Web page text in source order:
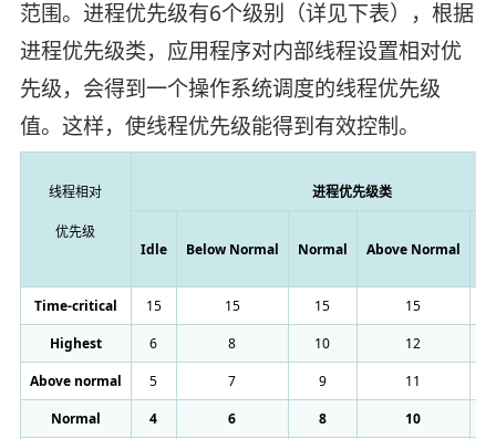
范围。进程优先级有6个级别（详见下表），根据
进程优先级类，应用程序对内部线程设置相对优
先级，会得到一个操作系统调度的线程优先级
值。这样，使线程优先级能得到有效控制。
线程相对
优先级
进程优先级类
Idle Below Normal Normal Above Normal
Time-critical 15 15 15 15
Highest
6 8 10 12
Above normal
5 7 9 11
Normal
4 6 8 10